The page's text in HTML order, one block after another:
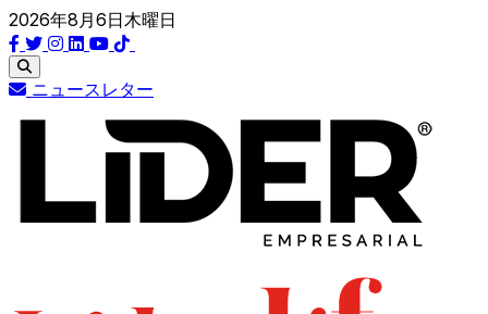
2026年8月6日木曜日
ニュースレター